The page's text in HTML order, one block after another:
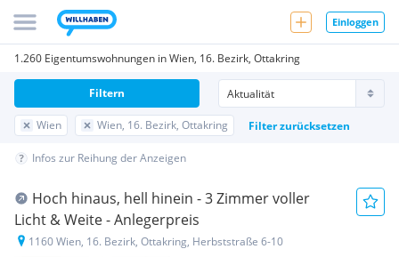
Einloggen
1.260 Eigentumswohnungen in Wien, 16. Bezirk, Ottakring
Wien Wien, 16. Bezirk, Ottakring Filter zurücksetzen
Filtern
Infos zur Reihung der Anzeigen
Hoch hinaus, hell hinein - 3 Zimmer voller
Licht & Weite - Anlegerpreis
1160 Wien, 16. Bezirk, Ottakring, Herbststraße 6-10